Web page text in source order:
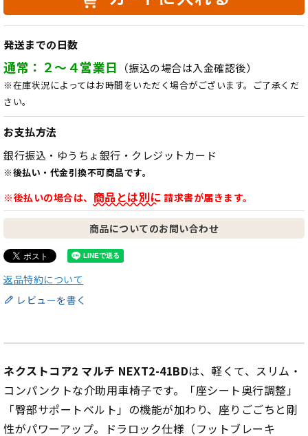
発送までの日数
通常：２～４営業日 （振込の場合は入金確認後）
※在庫状況によってはお時間をいただく場合がございます。ご了承くだ
さい。
お支払方法
銀行振込・ゆうちょ銀行・クレジットカード
※後払い・代金引換不可商品です。
※後払いの場合は、 商品とは別に 請求書が届きます。
商品についてのお問い合わせ
返品特約について
レビューを書く
ネクストコア2 マルチ NEXT2-41BDは、軽くて、スリム・
コンパンクトな介助用車椅子です。「座シート奥行調整」
「臀部サポートベルト」の機能が加わり、座りごごちと剛
性がパワーアップ。ドラロック仕様（フットブレーキ